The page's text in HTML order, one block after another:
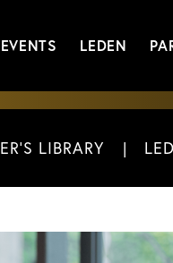
EVENTS LEDEN
LIBRARY